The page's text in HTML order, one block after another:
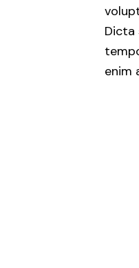
Dicta
enim